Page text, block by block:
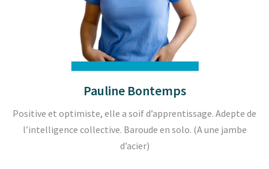
Pauline Bontemps
Positive et optimiste, elle a soif d’apprentissage. Adepte de
l’intelligence collective. Baroude en solo. (A une jambe
d’acier)